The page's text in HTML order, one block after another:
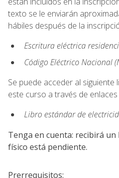
texto se le enviarán
hábiles después de la
Escritura eléctrica
Código Eléctrico Nacional
Se puede acceder al
este curso a través de
Libro estándar de
Tenga en cuenta: recibirá
físico está pendiente.
Prerrequisitos: